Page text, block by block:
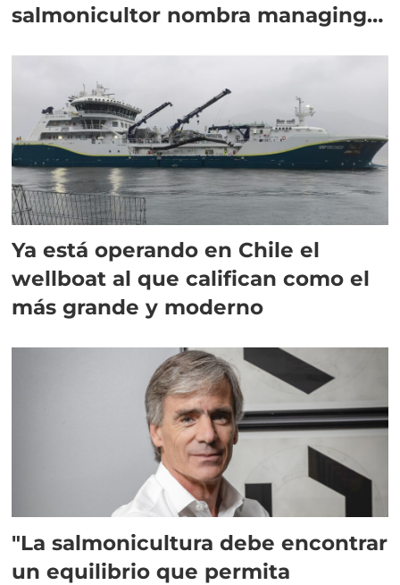
salmonicultor nombra managing
Ya está operando en Chile el
wellboat al que califican como el
más grande y moderno
"La salmonicultura debe encontrar
un equilibrio que permita